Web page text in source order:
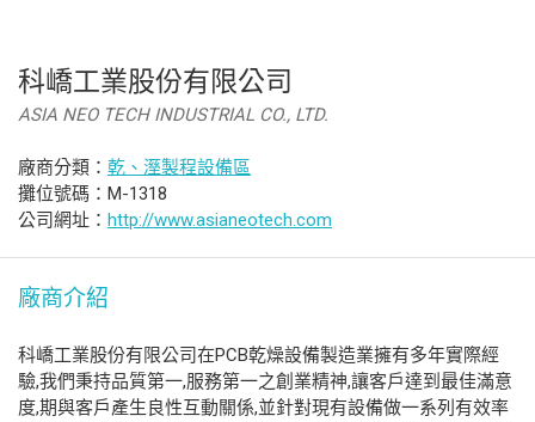
科嶠工業股份有限公司
ASIA NEO TECH INDUSTRIAL CO., LTD.
廠商分類： 乾、溼製程設備區
攤位號碼：M-1318
公司網址： http://www.asianeotech.com
廠商介紹
科嶠工業股份有限公司在PCB乾燥設備製造業擁有多年實際經
驗,我們秉持品質第一,服務第一之創業精神,讓客戶達到最佳滿意
度,期與客戶產生良性互動關係,並針對現有設備做一系列有效率